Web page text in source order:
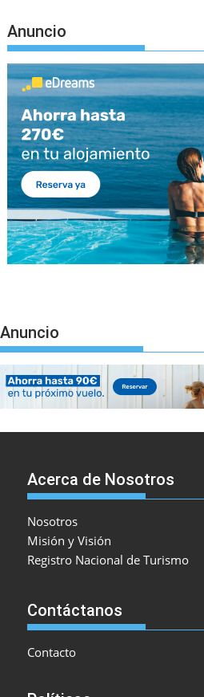
Anuncio
Anuncio
Acerca de Nosotros
Nosotros
Misión y Visión
Registro Nacional de Turismo
Contáctanos
Contacto